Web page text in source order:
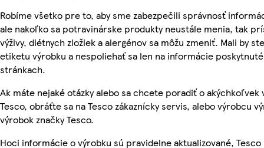
Robíme všetko pre to, aby sme zabezpečili správnosť
ale nakoľko sa potravinárske produkty neustále menia, tak
výživy, diétnych zložiek a alergénov sa môžu zmeniť. Mali by
etiketu výrobku a nespoliehať sa len na informácie
stránkach.
Ak máte nejaké otázky alebo sa chcete poradiť o akýchkoľvek
Tesco, obráťte sa na Tesco zákaznícky servis, alebo výrobcu
výrobok značky Tesco.
Hoci informácie o výrobku sú pravidelne aktualizované, Tesco